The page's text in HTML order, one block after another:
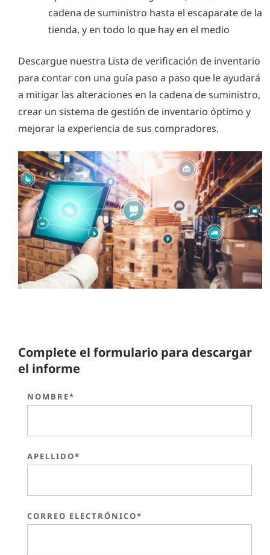
cadena de suministro hasta el escaparate de la
tienda, y en todo lo que hay en el medio
Descargue nuestra Lista de verificación de inventario
para contar con una guía paso a paso que le ayudará
a mitigar las alteraciones en la cadena de suministro,
crear un sistema de gestión de inventario óptimo y
mejorar la experiencia de sus compradores.
Complete el formulario para descargar
el informe
NOMBRE*
APELLIDO*
CORREO ELECTRÓNICO*